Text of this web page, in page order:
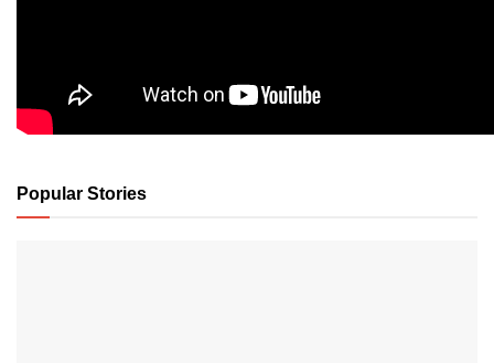
Popular Stories